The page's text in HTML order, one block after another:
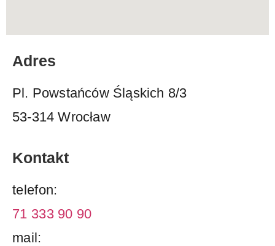
Adres
Pl. Powstańców Śląskich 8/3
53-314 Wrocław
Kontakt
telefon:
71 333 90 90
mail: